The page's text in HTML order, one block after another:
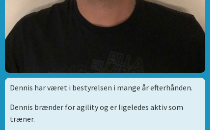
Dennis har været i bestyrelsen i mange år efterhånden.
Dennis brænder for agility og er ligeledes aktiv som
træner.